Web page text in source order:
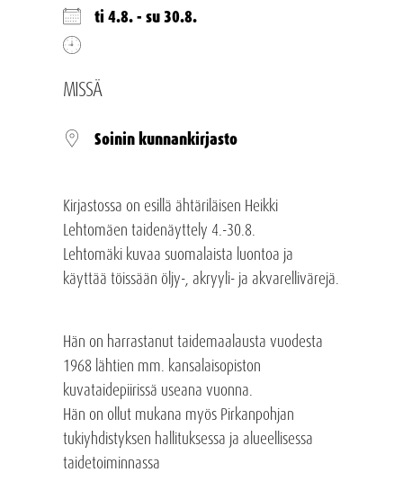
ti 4.8. - su 30.8.
MISSÄ
Soinin kunnankirjasto
Kirjastossa on esillä ähtäriläisen Heikki
Lehtomäen taidenäyttely 4.-30.8.
Lehtomäki kuvaa suomalaista luontoa ja
käyttää töissään öljy-, akryyli- ja akvarellivärejä.
Hän on harrastanut taidemaalausta vuodesta
1968 lähtien mm. kansalaisopiston
kuvataidepiirissä useana vuonna.
Hän on ollut mukana myös Pirkanpohjan
tukiyhdistyksen hallituksessa ja alueellisessa
taidetoiminnassa